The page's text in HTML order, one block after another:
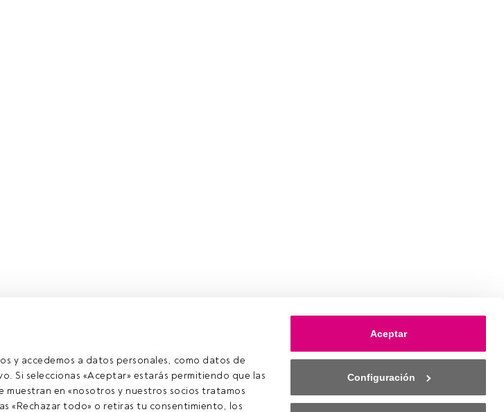
y accedemos a datos personales, como datos de
Si seleccionas «Aceptar» estarás permitiendo que las
en «nosotros y nuestros socios tratamos
«Rechazar todo» o retiras tu consentimiento, los
Aceptar
Configuración